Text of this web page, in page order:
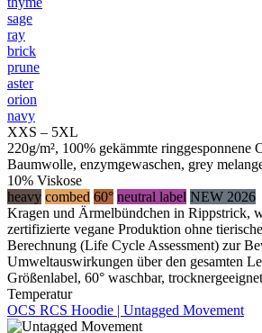
sage
ray
brick
prune
aster
orion
navy
XXS – 5XL
220g/m², 100% gekämmte ringgesponnene
Baumwolle, enzymgewaschen, grey
10% Viskose
heavy combed 60° neutral label NEW 2026
Kragen und Ärmelbündchen in Rippstrick,
zertifizierte vegane Produktion ohne
Berechnung (Life Cycle Assessment) zur
Umweltauswirkungen über den gesamten
Größenlabel, 60° waschbar,
Temperatur
OCS RCS Hoodie | Untagged Movement